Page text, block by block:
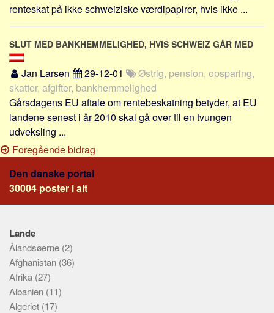
renteskat på ikke schweiziske værdipapirer, hvis ikke ...
SLUT MED BANKHEMMELIGHED, HVIS SCHWEIZ GÅR MED
Jan Larsen 29-12-01
Østrig, pension, opsparing,
skatter, afgifter, bankhemmelighed
Gårsdagens EU aftale om rentebeskatning betyder, at EU
landene senest i år 2010 skal gå over til en tvungen
udveksling ...
Foregående bidrag
Den danske portal
30004 poster i alt
Lande
Ålandsøerne (2)
Afghanistan (36)
Afrika (27)
Albanien (11)
Algeriet (17)